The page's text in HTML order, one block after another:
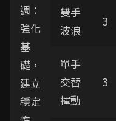
週：
強化
基
礎，
建立
穩定
雙手
波浪
3
單手
交替
揮動
3